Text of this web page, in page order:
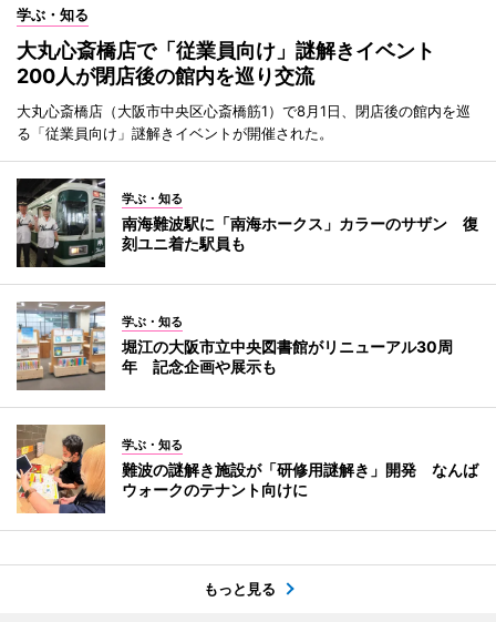
学ぶ・知る
大丸心斎橋店で「従業員向け」謎解きイベント
200人が閉店後の館内を巡り交流
大丸心斎橋店（大阪市中央区心斎橋筋1）で8月1日、閉店後の館内を巡
る「従業員向け」謎解きイベントが開催された。
学ぶ・知る
南海難波駅に「南海ホークス」カラーのサザン 復
刻ユニ着た駅員も
学ぶ・知る
堀江の大阪市立中央図書館がリニューアル30周
年 記念企画や展示も
学ぶ・知る
難波の謎解き施設が「研修用謎解き」開発 なんば
ウォークのテナント向けに
もっと見る